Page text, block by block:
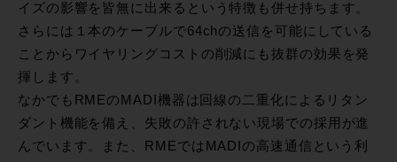
イズの影響を皆無に出来るという特徴も併せ持ちます。
さらには１本のケーブルで64chの送信を可能にしている
ことからワイヤリングコストの削減にも抜群の効果を発
揮します。
なかでもRMEのMADI機器は回線の二重化によるリタン
ダント機能を備え、失敗の許されない現場での採用が進
んでいます。また、RMEではMADIの高速通信という利